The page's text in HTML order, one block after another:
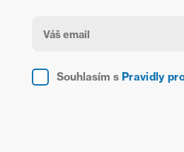
Souhlasím s Pravidly